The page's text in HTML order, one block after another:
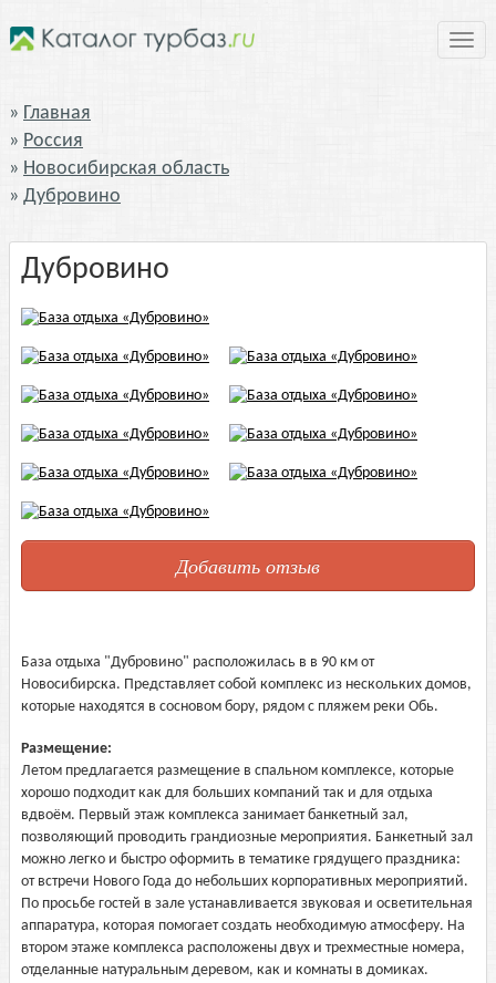
Главная
Россия
Новосибирская область
Дубровино
Дубровино
Добавить отзыв
База отдыха "Дубровино" расположилась в в 90 км от
Новосибирска. Представляет собой комплекс из нескольких домов,
которые находятся в сосновом бору, рядом с пляжем реки Обь.
Размещение:
Летом предлагается размещение в спальном комплексе, которые
хорошо подходит как для больших компаний так и для отдыха
вдвоём. Первый этаж комплекса занимает банкетный зал,
позволяющий проводить грандиозные мероприятия. Банкетный зал
можно легко и быстро оформить в тематике грядущего праздника:
от встречи Нового Года до небольших корпоративных мероприятий.
По просьбе гостей в зале устанавливается звуковая и осветительная
аппаратура, которая помогает создать необходимую атмосферу. На
втором этаже комплекса расположены двух и трехместные номера,
отделанные натуральным деревом, как и комнаты в домиках.